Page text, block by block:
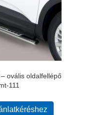
ovális oldalfellépő
111